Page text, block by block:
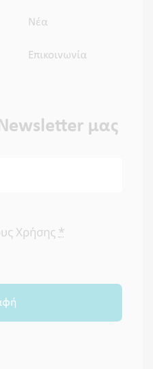
Νέα
Επικοινωνία
μας
Χρήσης *